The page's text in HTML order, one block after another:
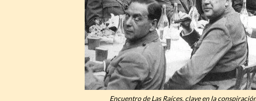
Encuentro de Las Raíces, clave en la